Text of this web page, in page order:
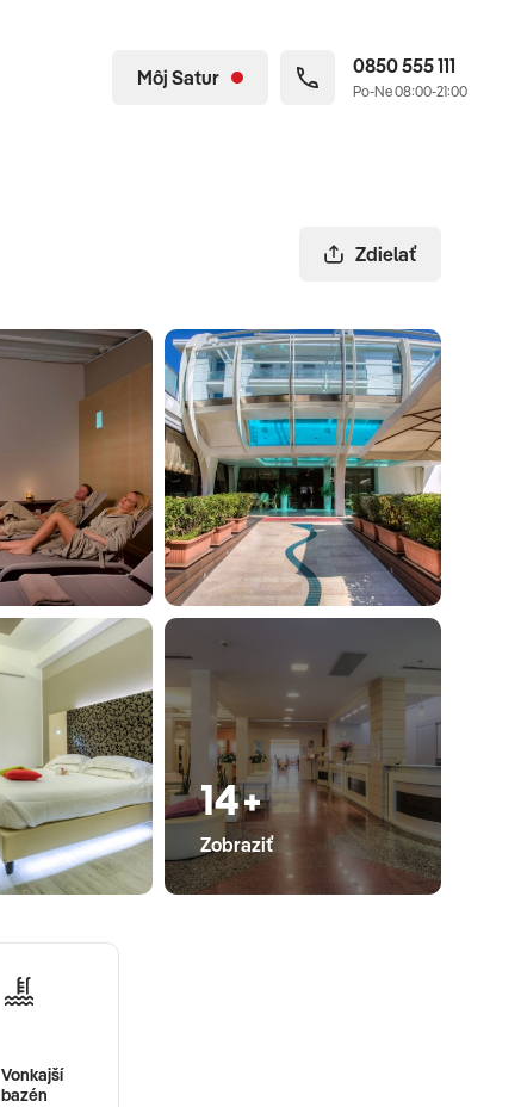
Môj Satur 0850 555 111
Po-Ne 08:00-21:00
Zdielať
14+
Zobraziť
Vonkajší
bazén